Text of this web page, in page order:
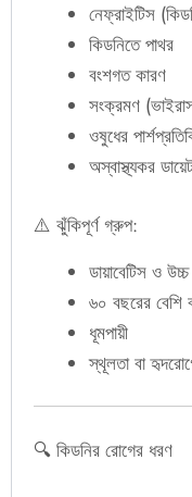
নেফ্রাইটিস
কিডনিতে পাথর
বংশগত কারণ
সংক্রমণ (ভাইরাস
ওষুধের
অস্বাস্থ্যকর
⚠️ ঝুঁকিপূর্ণ গ্রুপ:
ডায়াবেটিস ও
৬০ বছরের বেশি
ধূমপায়ী
স্থূলতা বা
🔍 কিডনির রোগের ধরণ